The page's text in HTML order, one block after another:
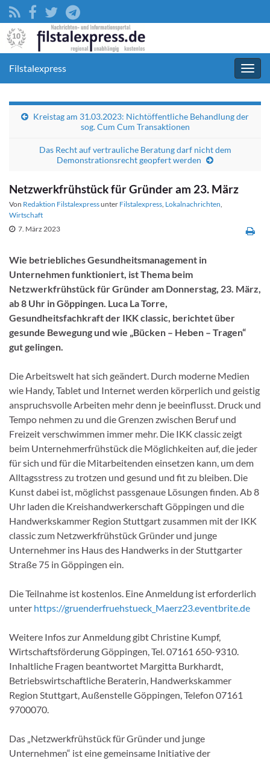
Filstalexpress
Kreistag am 31.03.2023: Nichtöffentliche Behandlung der
sog. Cum Cum Transaktionen
Das Recht auf vertrauliche Beratung darf nicht dem
Demonstrationsrecht geopfert werden
Netzwerkfrühstück für Gründer am 23. März
Von Redaktion Filstalexpressunter Filstalexpress, Lokalnachrichten,
Wirtschaft
7. März 2023
Wie betriebliches Gesundheitsmanagement in
Unternehmen funktioniert, ist Thema beim
Netzwerkfrühstück für Gründer am Donnerstag, 23. März,
ab 8 Uhr in Göppingen. Luca La Torre,
Gesundheitsfachkraft der IKK classic, berichtet über
gesunde Bewegung und wie „Bücken – Heben – Tragen“
gut gelingen.
Die Arbeitswelt hat sich geändert. Durch moderne Medien
wie Handy, Tablet und Internet werden körperlich und geistig
anspruchsvolle Arbeiten mehr denn je beeinflusst. Druck und
Tempo nehmen zu und die Grenzen zwischen Beruf und
Freizeit verschwimmen immer mehr. Die IKK classic zeigt
beim Unternehmerfrühstück die Möglichkeiten auf, die jeder
für sich und für die Mitarbeitenden einsetzen kann, um dem
Alltagsstress zu trotzen und gesund und fit zu bleiben. Die
Kunst dabei ist, möglichst passgenaue Lösungen finden. Ab 8
Uhr laden die Kreishandwerkerschaft Göppingen und die
Handwerkskammer Region Stuttgart zusammen mit der IKK
classic zum Netzwerkfrühstück Gründer und junge
Unternehmer ins Haus des Handwerks in der Stuttgarter
Straße 75 in Göppingen ein.
Die Teilnahme ist kostenlos. Eine Anmeldung ist erforderlich
unter https://gruenderfruehstueck_Maerz23.eventbrite.de
Weitere Infos zur Anmeldung gibt Christine Kumpf,
Wirtschaftsförderung Göppingen, Tel. 07161 650-9310.
Inhaltliche Fragen beantwortet Margitta Burkhardt,
Betriebswirtschaftliche Beraterin, Handwerkskammer
Region Stuttgart, Außenstelle Göppingen, Telefon 07161
9700070.
Das „Netzwerkfrühstück für Gründer und junge
Unternehmen“ ist eine gemeinsame Initiative der